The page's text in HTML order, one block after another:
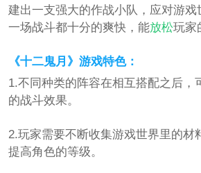
建出一支强大的作战小队，应对游
一场战斗都十分的爽快，能放松玩家
《十二鬼月》游戏特色：
1.不同种类的阵容在相互搭配之后，
的战斗效果。
2.玩家需要不断收集游戏世界里的材
提高角色的等级。